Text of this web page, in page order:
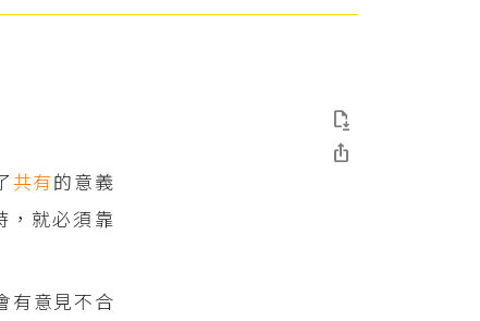
共有的意義
，就必須靠
有意見不合

